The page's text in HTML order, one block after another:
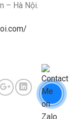
– Hà Nội.